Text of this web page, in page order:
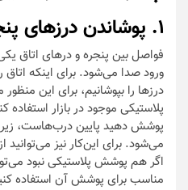
۱. پوشاندن درزهای پنجره و در
فواصل بین پنجره‌ و درهای اتاق
ورود صدا می‌شود. برای اینکه اتاق
درزها را بپوشانیم، برای این منظور
پلاستیکی موجود در بازار
پوشش دهید پایین درب‌هاست، زیرا
می‌شود. برای این‌کار نیز
اگر هم پوشش پلاستیکی نبود
مناسب برای پوشش آن استفاده